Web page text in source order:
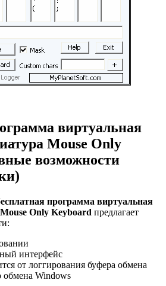
виртуальная
Mouse Only
возможности
программа виртуальная
Only Keyboard предлагает
интерфейс
от логгирования буфера обмена
обмена Windows